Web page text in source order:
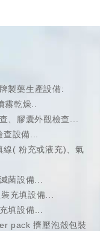
製藥生產設備:
霧乾燥..
、膠囊外觀檢查...
查設備...
( 粉充或液充)、氣
菌設備...
充填設備...
填設備...
pack 擠壓泡殼包裝